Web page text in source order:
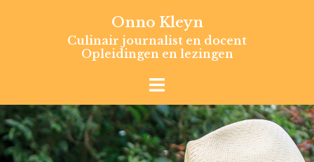
Onno Kleyn
Culinair journalist en docent
Opleidingen en lezingen